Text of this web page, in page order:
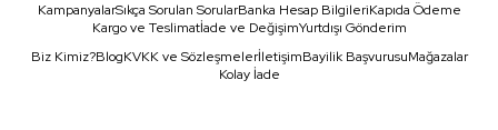
KampanyalarSıkça Sorulan SorularBanka Hesap BilgileriKapıda Ödeme
Kargo ve Teslimatİade ve DeğişimYurtdışı Gönderim
Biz Kimiz?BlogKVKK ve SözleşmelerİletişimBayilik BaşvurusuMağazalar
Kolay İade